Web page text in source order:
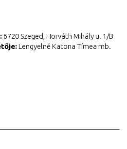
6720 Szeged, Horváth Mihály u. 1/B
Lengyelné Katona Tímea mb.